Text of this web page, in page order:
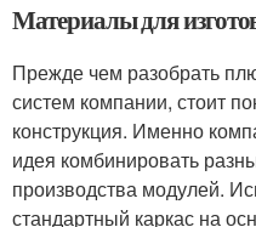
Материалы для
Прежде чем разобрать
систем компании, стоит
конструкция. Именно
идея комбинировать
производства модулей.
стандартный каркас на